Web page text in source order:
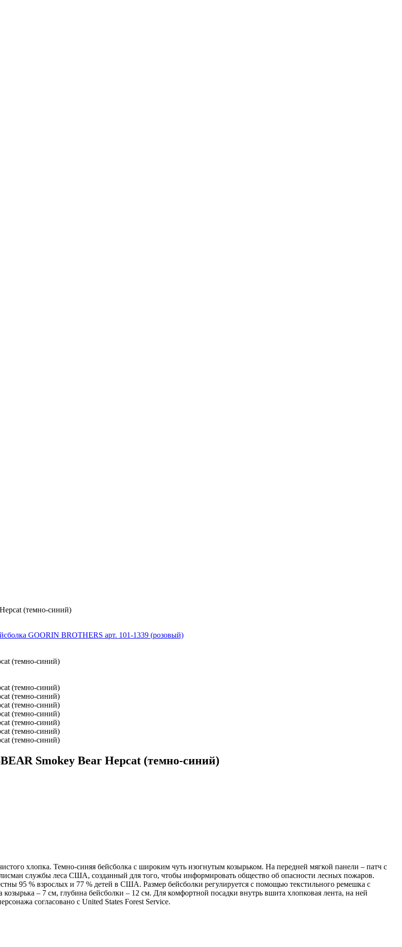
(темно-синий)
GOORIN BROTHERS арт. 101-1339 (розовый)
Smokey Bear Hepcat (темно-синий)
хлопка. Темно-синяя бейсболка с широким чуть изогнутым козырьком. На передней мягкой панели – патч с
службы леса США, созданный для того, чтобы информировать общество об опасности лесных пожаров.
95 % взрослых и 77 % детей в США. Размер бейсболки регулируется с помощью текстильного ремешка с
– 7 см, глубина бейсболки – 12 см. Для комфортной посадки внутрь вшита хлопковая лента, на ней
согласовано с United States Forest Service.